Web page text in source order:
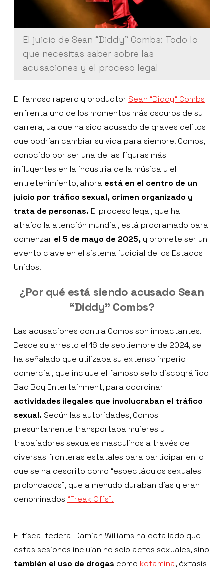
El juicio de Sean “Diddy” Combs: Todo lo
que necesitas saber sobre las
acusaciones y el proceso legal
El famoso rapero y productor Sean “Diddy” Combs
enfrenta uno de los momentos más oscuros de su
carrera, ya que ha sido acusado de graves delitos
que podrían cambiar su vida para siempre. Combs,
conocido por ser una de las figuras más
influyentes en la industria de la música y el
entretenimiento, ahora está en el centro de un
juicio por tráfico sexual, crimen organizado y
trata de personas. El proceso legal, que ha
atraído la atención mundial, está programado para
comenzar el 5 de mayo de 2025, y promete ser un
evento clave en el sistema judicial de los Estados
Unidos.
¿Por qué está siendo acusado Sean
“Diddy” Combs?
Las acusaciones contra Combs son impactantes.
Desde su arresto el 16 de septiembre de 2024, se
ha señalado que utilizaba su extenso imperio
comercial, que incluye el famoso sello discográfico
Bad Boy Entertainment, para coordinar
actividades ilegales que involucraban el tráfico
sexual. Según las autoridades, Combs
presuntamente transportaba mujeres y
trabajadores sexuales masculinos a través de
diversas fronteras estatales para participar en lo
que se ha descrito como “espectáculos sexuales
prolongados”, que a menudo duraban días y eran
denominados “Freak Offs”.
El fiscal federal Damian Williams ha detallado que
estas sesiones incluían no solo actos sexuales, sino
también el uso de drogas como ketamina, éxtasis